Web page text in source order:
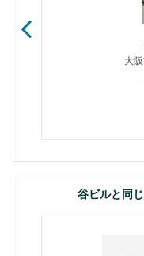
大
谷ビルと同